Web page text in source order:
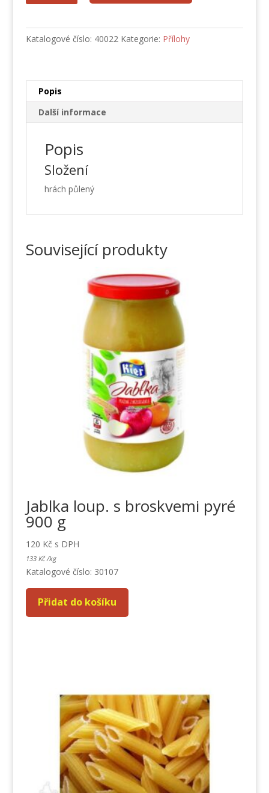
kg
Katalogové číslo: 40022 Kategorie: Přílohy
Popis
Další informace
Popis
Složení
hrách půlený
Související produkty
Jablka loup. s broskvemi pyré
900 g
120 Kč s DPH
133 Kč /kg
Katalogové číslo: 30107
Přidat do košíku